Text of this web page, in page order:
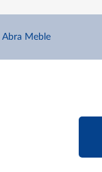
Abra Meble